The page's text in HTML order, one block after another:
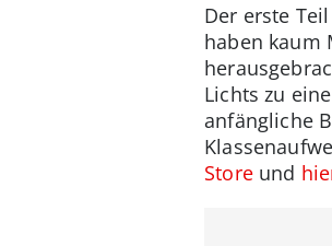
Der erste
haben kaum
Lichts zu
anfängliche
Storeund